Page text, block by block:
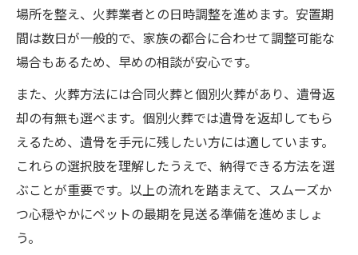
低予算で納得できるペット火葬の探し方
費用面で後悔しないための賢い選択
自治体と民間どちらで火葬を頼むべきか徹底比
較
自治体と民間ペット火葬の違いと特徴
費用やサービスで比較するペット火葬選択
法
自治体依頼と民間業者のメリット比較
場所を整え、火葬業者との日時調整を進めます。安置期
間は数日が一般的で、家族の都合に合わせて調整可能な
場合もあるため、早めの相談が安心です。
また、火葬方法には合同火葬と個別火葬があり、遺骨返
却の有無も選べます。個別火葬では遺骨を返却してもら
えるため、遺骨を手元に残したい方には適しています。
これらの選択肢を理解したうえで、納得できる方法を選
ぶことが重要です。以上の流れを踏まえて、スムーズか
つ心穏やかにペットの最期を見送る準備を進めましょ
う。